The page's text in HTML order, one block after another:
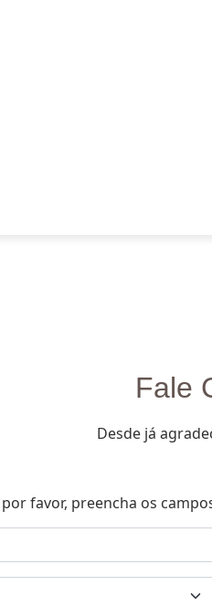
Fale
Desde já
favor, preencha os